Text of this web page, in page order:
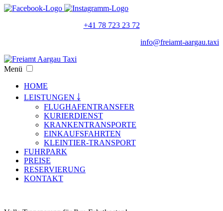
+41 78 723 23 72
info@freiamt-aargau.taxi
Menü
HOME
LEISTUNGEN ￬
FLUGHAFENTRANSFER
KURIERDIENST
KRANKENTRANSPORTE
EINKAUFSFAHRTEN
KLEINTIER-TRANSPORT
FUHRPARK
PREISE
RESERVIERUNG
KONTAKT